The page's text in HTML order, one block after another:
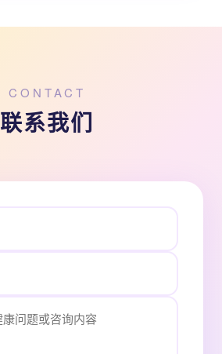
CONTACT
联系我们